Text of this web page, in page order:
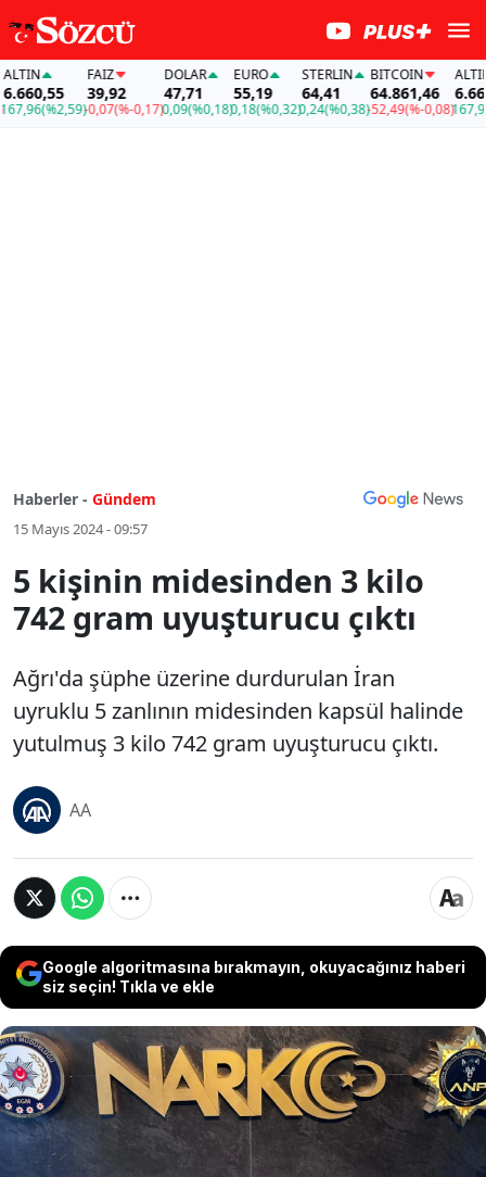
(%2,59)
FAİZ
39,92
-0,07(%-0,17)
DOLAR
47,71
0,09(%0,18)
EURO
55,19
0,18(%0,32)
STERLIN
64,41
0,24(%0,38)
BITCOIN
64.861,46
-52,49(%-0,08)
ALTIN
167,96
Haberler - Gündem
15 Mayıs 2024 - 09:57
5 kişinin midesinden 3 kilo
742 gram uyuşturucu çıktı
Ağrı'da şüphe üzerine durdurulan İran
uyruklu 5 zanlının midesinden kapsül halinde
yutulmuş 3 kilo 742 gram uyuşturucu çıktı.
AA
Google algoritmasına bırakmayın, okuyacağınız haberi
siz seçin! Tıkla ve ekle
Ağrı'da şüphe üzerine durdurulan İran
uyruklu 5 zanlının midesinden kapsül